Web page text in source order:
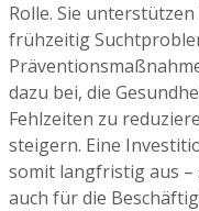
Rolle. Sie
frühzeitig
dazu bei, die
Fehlzeiten zu
steigern. Eine
somit langfristig aus
auch für die